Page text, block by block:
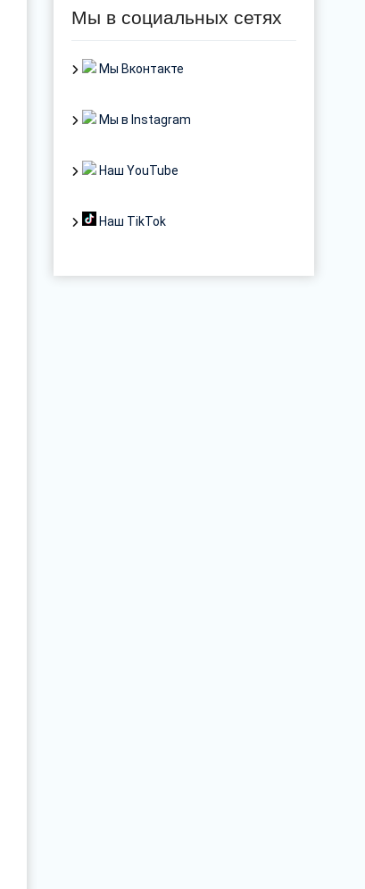
Мы в социальных сетях
Мы Вконтакте
Мы в Instagram
Наш YouTube
Наш TikTok